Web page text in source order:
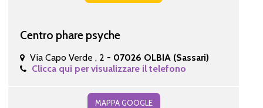
Centro phare psyche
Via Capo Verde , 2 - 07026 OLBIA (Sassari)
Clicca qui per visualizzare il telefono
MAPPA GOOGLE